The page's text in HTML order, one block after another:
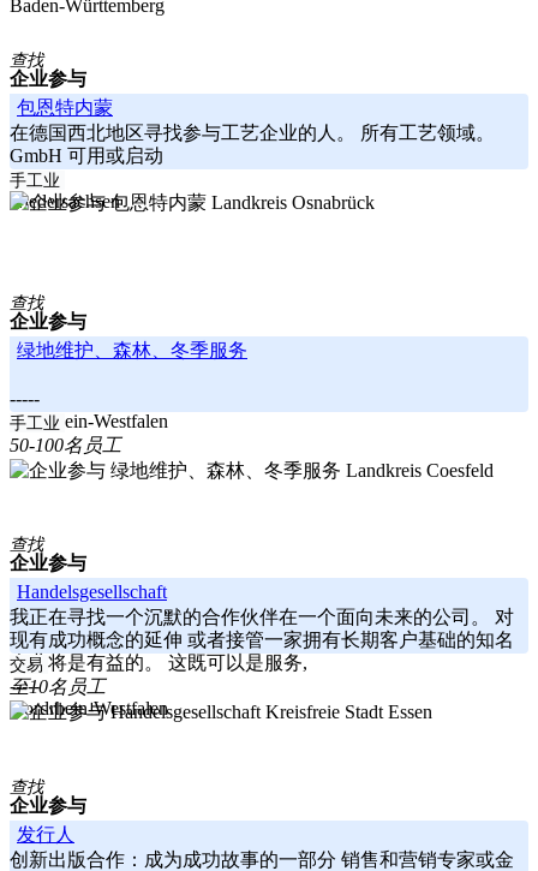
Baden-Württemberg
查找
企业参与
包恩特内蒙
在德国西北地区寻找参与工艺企业的人。 所有工艺领域。
GmbH 可用或启动
-----
Niedersachsen
手工业
Landkreis Osnabrück
查找
企业参与
绿地维护、森林、冬季服务
-----
Nordrhein-Westfalen
手工业
50-100名员工
Landkreis Coesfeld
查找
企业参与
Handelsgesellschaft
我正在寻找一个沉默的合作伙伴在一个面向未来的公司。 对
现有成功概念的延伸 或者接管一家拥有长期客户基础的知名
企业将是有益的。 这既可以是服务,
-----
Nordrhein-Westfalen
交易
至10名员工
Kreisfreie Stadt Essen
查找
企业参与
发行人
创新出版合作：成为成功故事的一部分 销售和营销专家或金